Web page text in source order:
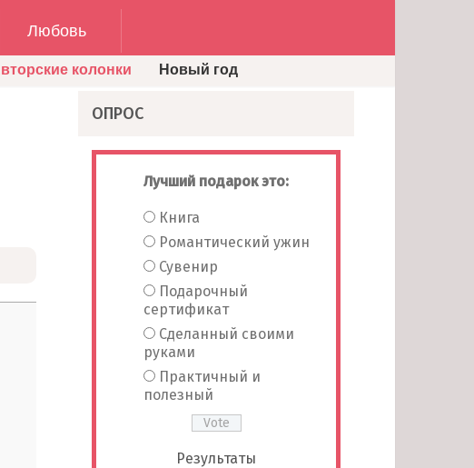
Любовь
колонки Новый год
ОПРОС
Лучший подарок это:
Книга
Романтический ужин
Сувенир
Подарочный
сертификат
Сделанный своими
руками
Практичный и
полезный
Результаты